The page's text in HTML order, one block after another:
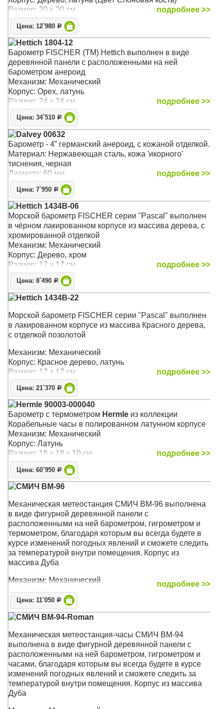
Размер: 20 x 20 см
подробнее >>
Цена: 12`980 Р
Hettich 1804-12
Барометр FISCHER (TM) Hettich выполнен в виде
деревянной панели с расположенными на ней
барометром анероид
Механизм: Механический
Корпус: Орех, латунь
Размер: 24 x 24 см
подробнее >>
Цена: 34`510 Р
Dalvey 00632
Барометр - 4” германский анероид, с кожаной отделкой.
Материал: Нержавеющая сталь, кожа 'икорного'
тиснения, черная
Диаметр: 60 мм
подробнее >>
Цена: 7`950 Р
Hettich 1434B-06
Морской барометр FISCHER серии "Pascal" выполнен
в чёрном лакированном корпусе из массива дерева, с
хромированной отделкой
Механизм: Механический
Корпус: Дерево, хром
Размер: 17 x 17 см
подробнее >>
Цена: 8`490 Р
Hettich 1434B-22
Морской барометр FISCHER серии "Pascal" выполнен
в лакированном корпусе из массива Красного дерева,
с отделкой позолотой
Механизм: Механический
Корпус: Красное дерево, латунь
Размер: 17 x 17 см
подробнее >>
Цена: 21`370 Р
Hermle 90003-000040
Барометр с термометром Hermle из коллекции
Корабельные часы в полированном латунном корпусе
Механизм: Механический
Корпус: Латунь
Размер: 18 х 18 х 10 см
подробнее >>
Цена: 60`950 Р
СМИЧ BM-96
Механическая метеостанция СМИЧ BM-96 выполнена
в виде фигурной деревянной панели с
расположенными на ней барометром, гигрометром и
термометром, благодаря которым вы всегда будете в
курсе изменений погодных явлений и сможете следить
за температурой внутри помещения. Корпус из
массива Дуба
Механизм: Механический
Размер: 74 x 22.3 x 5.5 см
подробнее >>
Цена: 11`050 Р
СМИЧ BM-94-Roman
Механическая метеостанция-часы СМИЧ BM-94
выполнена в виде фигурной деревянной панели с
расположенными на ней барометром, гигрометром и
часами, благодаря которым вы всегда будете в курсе
изменений погодных явлений и сможете следить за
температурой внутри помещения. Корпус из массива
Дуба